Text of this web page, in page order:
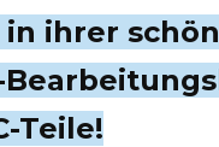
ihrer
Teile!